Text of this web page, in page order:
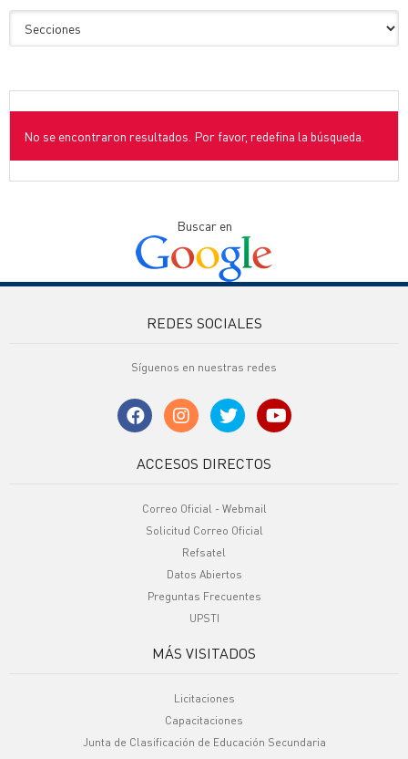
No se encontraron resultados. Por favor, redefina la búsqueda.
Buscar en
REDES SOCIALES
Síguenos en nuestras redes
ACCESOS DIRECTOS
Correo Oficial - Webmail
Solicitud Correo Oficial
Refsatel
Datos Abiertos
Preguntas Frecuentes
UPSTI
MÁS VISITADOS
Licitaciones
Capacitaciones
Junta de Clasificación de Educación Secundaria